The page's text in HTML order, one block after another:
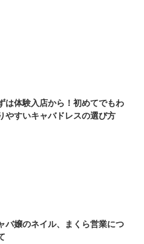
は体験入店から！初めてでもわ
やすいキャバドレスの選び方
バ嬢のネイル、まくら営業につ